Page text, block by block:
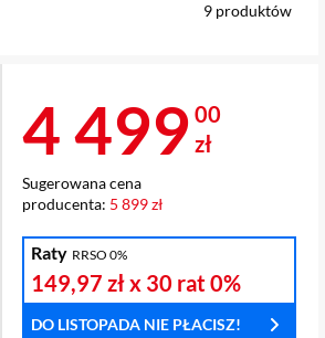
9 produktów
WYŚWIETLACZA
Cena 4 499
4 499 00
zł
Sugerowana cena
producenta: 5 899 zł
Raty RRSO 0%
149,97 złx 30 rat0%
DO LISTOPADA NIE PŁACISZ!